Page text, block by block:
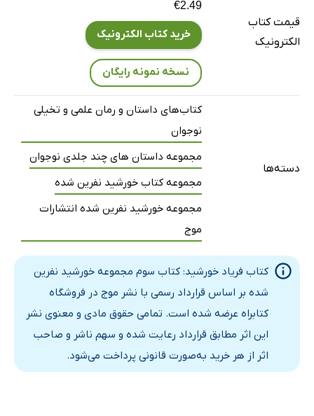
فصل پانزدهم: بازگشت
فصل شانزدهم: دیداری دوباره
فصل هفدهم: فصلی از آرامش
فصل هجدهم: همه در کنار هم
فصل بیست‌ویکم: پایان افسانه‌ی خورشید
قیمت کتاب
الکترونیک
€2.49
خرید کتاب الکترونیک
نسخه نمونه رایگان
دسته‌ها
کتاب‌های داستان و رمان علمی و تخیلی
نوجوان
مجموعه داستان های چند جلدی نوجوان
مجموعه کتاب خورشید نفرین شده
مجموعه خورشید نفرین شده انتشارات
موج
کتاب فریاد خورشید: کتاب سوم مجموعه خورشید نفرین
شده بر اساس قرارداد رسمی با نشر موج در فروشگاه
کتابراه عرضه شده است. تمامی حقوق مادی و معنوی نشر
این اثر مطابق قرارداد رعایت شده و سهم ناشر و صاحب
اثر از هر خرید به‌صورت قانونی پرداخت می‌شود.